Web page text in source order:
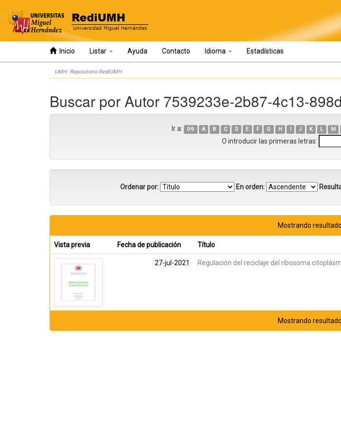
Inicio Listar Ayuda Contacto Idioma Estadísticas
UMH: Repositorio RediUMH
Buscar por Autor 7539233e-2b87-4c13-
Ir a: 0-9 A B C D E F G H I J K L M
O introducir las primeras letras:
Ordenar por: En orden:
Mostrando
Vista previa Fecha de publicación Título
27-jul-2021 Regulación del reciclaje del ribosoma
Mostrando